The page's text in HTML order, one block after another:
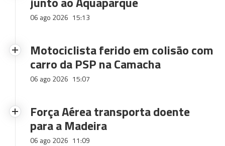
06 ago 2026 15:13
Motociclista ferido em colisão com
carro da PSP na Camacha
06 ago 2026 15:07
Força Aérea transporta doente
para a Madeira
06 ago 2026 11:09